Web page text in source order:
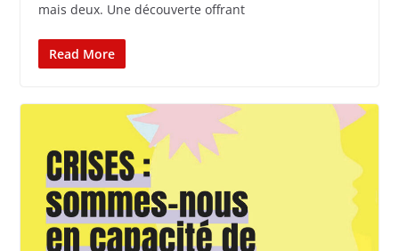
mais deux. Une découverte offrant
Read More